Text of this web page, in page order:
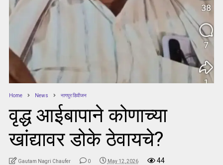
Home News नागपुर डिवीजन
वृद्ध आईबापाने कोणाच्या
खांद्यावर डोके ठेवायचे?
Gautam Nagri Chaufer 0 May 12, 2026 44